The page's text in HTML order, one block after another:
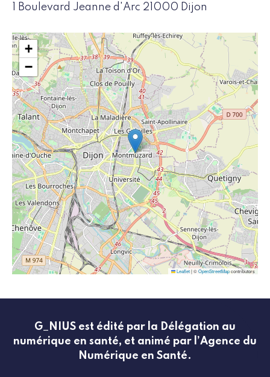
1 Boulevard Jeanne d'Arc 21000 Dijon
+
−
Leaflet|©OpenStreetMapcontributors
G_NIUS est édité par la Délégation au
numérique en santé, et animé par l’Agence du
Numérique en Santé.